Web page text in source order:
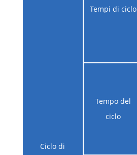
Ciclo di
Tempi di ciclo
Tempo del
ciclo